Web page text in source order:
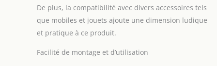
et tout-petits sont
conçus pour offrir à
sain. La
De plus, la compatibilité avec divers accessoires tels
que mobiles et jouets ajoute une dimension ludique
et pratique à ce produit.
Facilité de montage et d’utilisation